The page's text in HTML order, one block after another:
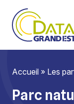
Accueil » Les
Parc